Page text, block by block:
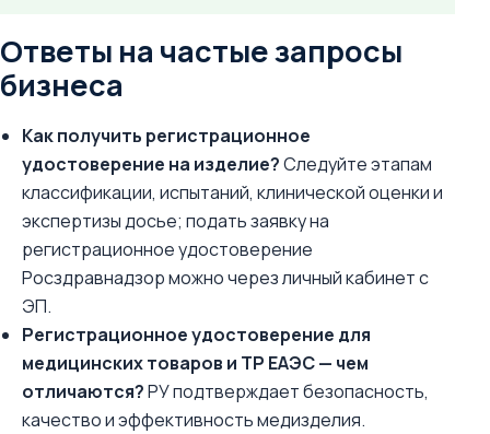
Ответы на частые запросы
бизнеса
Как получить регистрационное
удостоверение на изделие?Следуйте этапам
классификации, испытаний, клинической оценки и
экспертизы досье; подать заявку на
регистрационное удостоверение
Росздравнадзор можно через личный кабинет с
ЭП.
Регистрационное удостоверение для
медицинских товаров и ТР ЕАЭС — чем
отличаются?РУ подтверждает безопасность,
качество и эффективность медизделия.